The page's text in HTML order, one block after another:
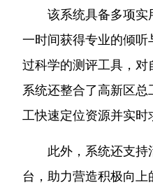
该系统具备多项实
一时间获得专业的倾
过科学的测评工具，对
系统还整合了高新区
工快速定位资源并实时
此外，系统还支
台，助力营造积极向上